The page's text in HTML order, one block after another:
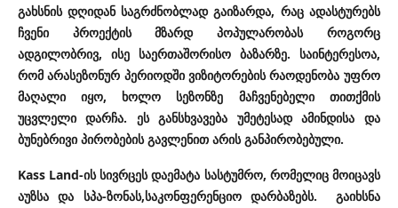
გახსნის დღიდან საგრძნობლად გაიზარდა, რაც ადასტურებს
ჩვენი პროექტის მზარდ პოპულარობას როგორც
ადგილობრივ, ისე საერთაშორისო ბაზარზე. საინტერესოა,
რომ არასეზონურ პერიოდში ვიზიტორების რაოდენობა უფრო
მაღალი იყო, ხოლო სეზონზე მაჩვენებელი თითქმის
უცვლელი დარჩა. ეს განსხვავება უმეტესად ამინდისა და
ბუნებრივი პირობების გავლენით არის განპირობებული.
Kass Land-ის სივრცეს დაემატა სასტუმრო, რომელიც მოიცავს
აუზსა და სპა-ზონას,საკონფერენციო დარბაზებს. გაიხსნა